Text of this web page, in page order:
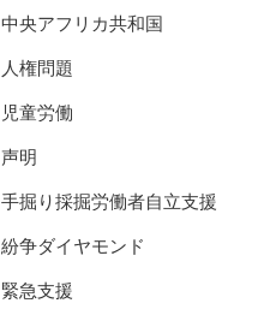
中央アフリカ共和国
人権問題
児童労働
声明
手掘り採掘労働者自立支援
紛争ダイヤモンド
緊急支援